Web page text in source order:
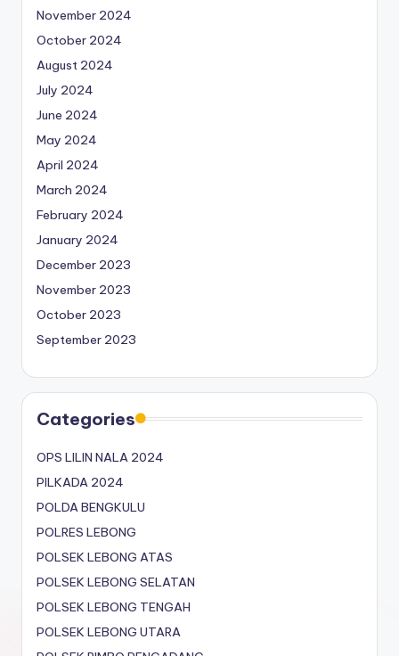
November 2024
October 2024
August 2024
July 2024
June 2024
May 2024
April 2024
March 2024
February 2024
January 2024
December 2023
November 2023
October 2023
September 2023
Categories
OPS LILIN NALA 2024
PILKADA 2024
POLDA BENGKULU
POLRES LEBONG
POLSEK LEBONG ATAS
POLSEK LEBONG SELATAN
POLSEK LEBONG TENGAH
POLSEK LEBONG UTARA